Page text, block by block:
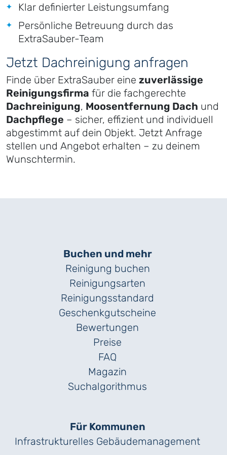
Klar definierter Leistungsumfang
Persönliche Betreuung durch das
ExtraSauber-Team
Jetzt Dachreinigung anfragen
Finde über ExtraSauber eine zuverlässige
Reinigungsfirma für die fachgerechte
Dachreinigung, Moosentfernung Dach und
Dachpflege – sicher, effizient und individuell
abgestimmt auf dein Objekt. Jetzt Anfrage
stellen und Angebot erhalten – zu deinem
Wunschtermin.
Buchen und mehr
Reinigung buchen
Reinigungsarten
Reinigungs­standard
Geschenk­gutscheine
Bewertungen
Preise
FAQ
Magazin
Suchalgorithmus
Für Kommunen
Infrastrukturelles Gebäude­management